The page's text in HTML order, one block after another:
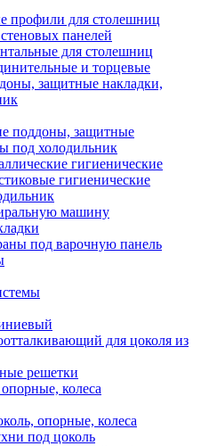
профили для столешниц
панелей
для столешниц
и торцевые
защитные накладки,
поддоны, защитные
под холодильник
гигиенические
гигиенические
машину
под варочную панель
для цоколя из
решетки
колеса
опорные, колеса
под цоколь